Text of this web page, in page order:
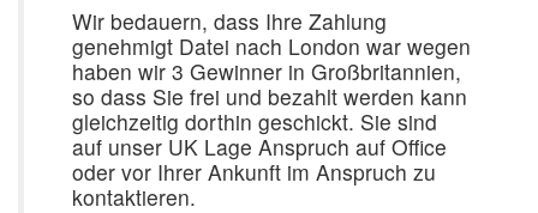
Wir bedauern, dass Ihre Zahlung
genehmigt Datei nach London war wegen
haben wir 3 Gewinner in Großbritannien,
so dass Sie frei und bezahlt werden kann
gleichzeitig dorthin geschickt. Sie sind
auf unser UK Lage Anspruch auf Office
oder vor Ihrer Ankunft im Anspruch zu
kontaktieren.